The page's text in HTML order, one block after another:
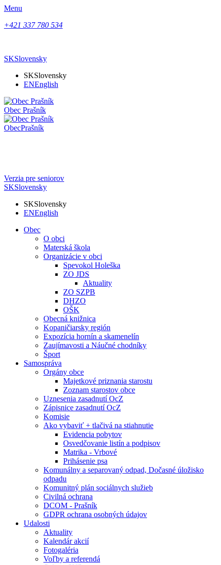
Menu
+421 337 780 534
SKSlovensky
SKSlovensky
ENEnglish
Obec Prašník
ObecPrašník
Verzia pre seniorov
SKSlovensky
SKSlovensky
ENEnglish
Obec
O obci
Materská škola
Organizácie v obci
Spevokol Holeška
ZO JDS
Aktuality
ZO SZPB
DHZO
OŠK
Obecná knižnica
Kopaničiarsky región
Expozícia hornín a skamenelín
Zaujímavosti a Náučné chodníky
Šport
Samospráva
Orgány obce
Majetkové priznania starostu
Zoznam starostov obce
Uznesenia zasadnutí OcZ
Zápisnice zasadnutí OcZ
Komisie
Ako vybaviť + tlačivá na stiahnutie
Evidencia pobytov
Osvedčovanie listín a podpisov
Matrika - Vrbové
Prihásenie psa
Komunálny a separovaný odpad, Dočasné úložisko
odpadu
Komunitný plán sociálnych služieb
Civilná ochrana
DCOM - Prašník
GDPR ochrana osobných údajov
Udalosti
Aktuality
Kalendár akcií
Fotogaléria
Voľby a referendá